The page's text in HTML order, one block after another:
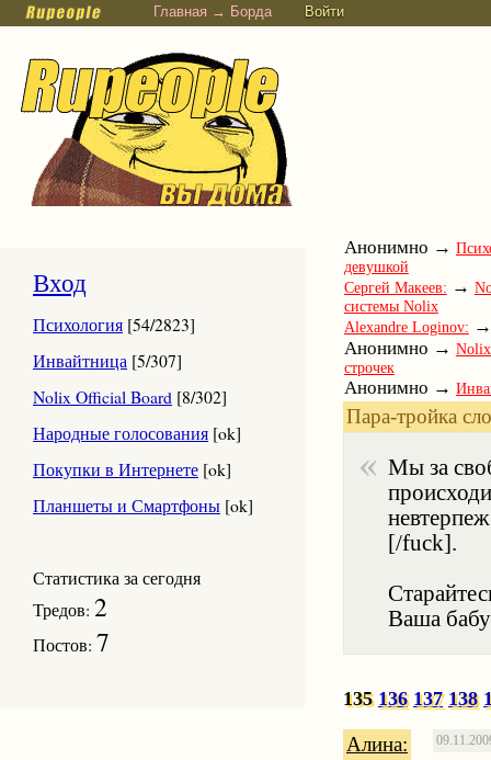
Главная → Борда Войти
Анонимно →
девушкой
Сергей Макеев: →
системы Nolix
Alexandre Loginov:
Анонимно →
строчек
Анонимно →
Юлия Савина:→
Вадим Петров:→
Вход
Психология [54/2823]
Инвайтница [5/307]
Nolix Official Board [8/302]
Народные голосования [ok]
Покупки в Интернете [ok]
Планшеты и Смартфоны [ok]
Статистика за сегодня
Тредов: 2
Постов: 7
Пара-тройка
Мы за
[/fuck].
Ваша
135 136 137 138
Алина: